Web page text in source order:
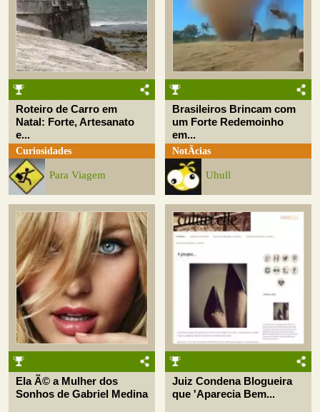
Roteiro de Carro em
Natal: Forte, Artesanato
e...
Curiosidades
Para Viagem
Brasileiros Brincam com
um Forte Redemoinho
em...
NotÃ­cias
Uhull
Ela Ã© a Mulher dos
Sonhos de Gabriel Medina
Juiz Condena Blogueira
que 'Aparecia Bem...